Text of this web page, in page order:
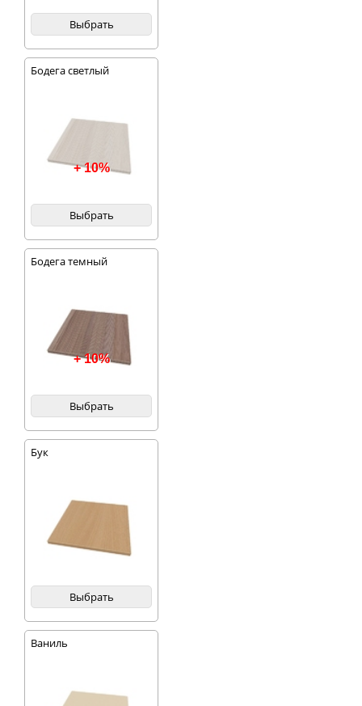
Выбрать
Бодега светлый
+ 10%
Выбрать
Бодега темный
+ 10%
Выбрать
Бук
Выбрать
Ваниль